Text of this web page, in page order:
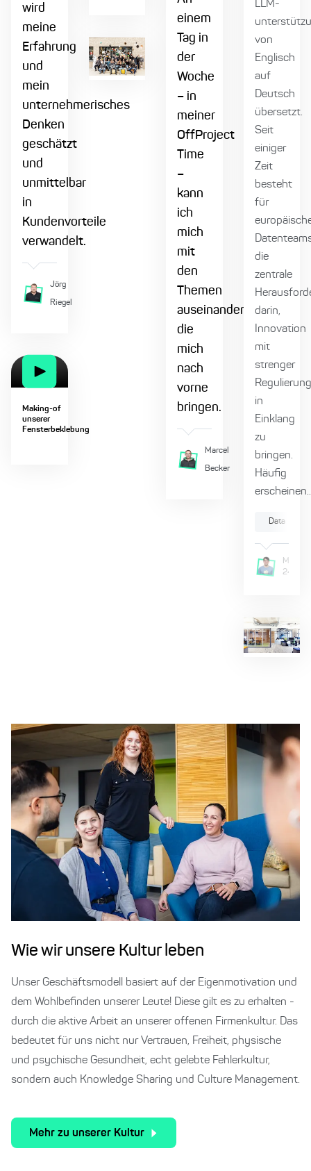
wird
meine
Erfahrung
und
mein
unternehmerisches
Denken
geschätzt
und
unmittelbar
in
Kundenvorteile
verwandelt.
Jörg
Riegel
Making-of
unserer
Fensterbeklebung
einem
Tag in
der
Woche
– in
meiner
OffProject
Time
–
kann
ich
mich
mit
den
Themen
auseinandersetzen,
die
mich
nach
vorne
bringen.
Marcel
Becker
LLM-
von
Englisch
auf
Deutsch
übersetzt.
Seit
einiger
Zeit
besteht
für
die
zentrale
darin,
Innovation
mit
strenger
Regulierung
in
Einklang
zu
bringen.
Häufig
Data
Marcel
Wie wir unsere Kultur leben
Unser Geschäftsmodell basiert auf der Eigenmotivation und
dem Wohlbefinden unserer Leute! Diese gilt es zu erhalten -
durch die aktive Arbeit an unserer offenen Firmenkultur. Das
bedeutet für uns nicht nur Vertrauen, Freiheit, physische
und psychische Gesundheit, echt gelebte Fehlerkultur,
sondern auch Knowledge Sharing und Culture Management.
Mehr zu unserer Kultur